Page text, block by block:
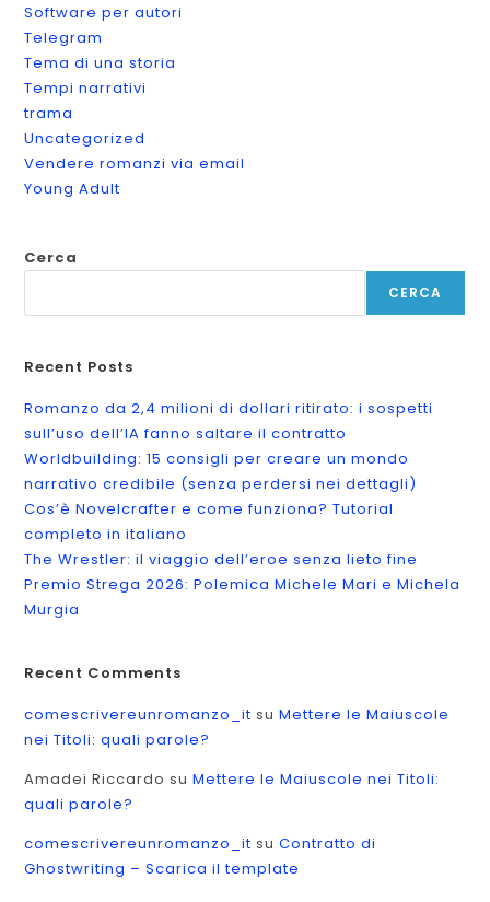
Software per autori
Telegram
Tema di una storia
Tempi narrativi
trama
Uncategorized
Vendere romanzi via email
Young Adult
Cerca
CERCA
Recent Posts
Romanzo da 2,4 milioni di dollari ritirato: i sospetti
sull’uso dell’IA fanno saltare il contratto
Worldbuilding: 15 consigli per creare un mondo
narrativo credibile (senza perdersi nei dettagli)
Cos’è Novelcrafter e come funziona? Tutorial
completo in italiano
The Wrestler: il viaggio dell’eroe senza lieto fine
Premio Strega 2026: Polemica Michele Mari e Michela
Murgia
Recent Comments
comescrivereunromanzo_it suMettere le Maiuscole
nei Titoli: quali parole?
Amadei Riccardo suMettere le Maiuscole nei Titoli:
quali parole?
comescrivereunromanzo_it suContratto di
Ghostwriting – Scarica il template